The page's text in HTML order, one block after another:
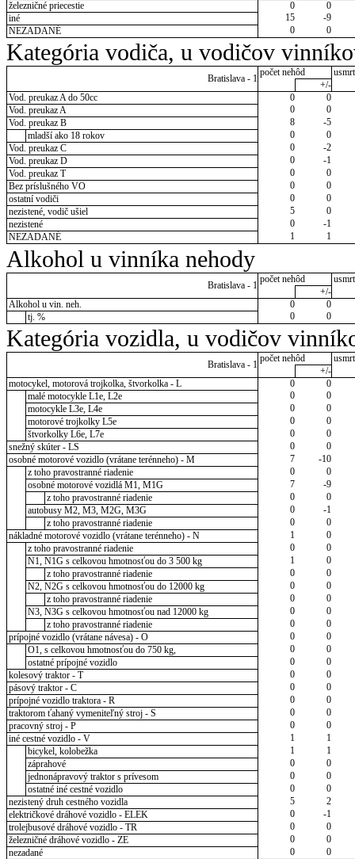
železničné priecestie
0
0
iné
15
-9
NEZADANÉ
0 0
Kategória vodiča, u vodičov
Bratislava - 1
počet nehôd
+/-
Vod. preukaz A do 50cc
0
0
Vod. preukaz A
0
0
Vod. preukaz B
8
-5
mladší ako 18 rokov
0
0
Vod. preukaz C
0
-2
Vod. preukaz D
0
-1
Vod. preukaz T
0
0
Bez príslušného VO
0
0
ostatní vodiči
0
0
nezistené, vodič ušiel
5
0
nezistené
0
-1
NEZADANÉ
1 1
Alkohol u vinníka nehody
Bratislava - 1
počet nehôd
+/-
Alkohol u vin. neh.
0
0
tj. %
0 0
Kategória vozidla, u vodičov
Bratislava - 1
počet nehôd
+/-
motocykel, motorová trojkolka, štvorkolka - L
0
0
malé motocykle L1e, L2e
0
0
motocykle L3e, L4e
0
0
motorové trojkolky L5e
0
0
štvorkolky L6e, L7e
0
0
snežný skúter - LS
0
0
osobné motorové vozidlo (vrátane terénneho) - M
7
-10
z toho pravostranné riadenie
0
0
osobné motorové vozidlá M1, M1G
7
-9
z toho pravostranné riadenie
0
0
autobusy M2, M3, M2G, M3G
0
-1
z toho pravostranné riadenie
0
0
nákladné motorové vozidlo (vrátane terénneho) - N
1
0
z toho pravostranné riadenie
0
0
N1, N1G s celkovou hmotnosťou do 3 500 kg
1
0
z toho pravostranné riadenie
0
0
N2, N2G s celkovou hmotnosťou do 12000 kg
0
0
z toho pravostranné riadenie
0
0
N3, N3G s celkovou hmotnosťou nad 12000 kg
0
0
z toho pravostranné riadenie
0
0
prípojné vozidlo (vrátane návesa) - O
0
0
O1, s celkovou hmotnosťou do 750 kg,
0
0
ostatné prípojné vozidlo
0
0
kolesový traktor - T
0
0
pásový traktor - C
0
0
prípojné vozidlo traktora - R
0
0
traktorom ťahaný vymeniteľný stroj - S
0
0
pracovný stroj - P
0
0
iné cestné vozidlo - V
1
1
bicykel, kolobežka
1
1
záprahové
0
0
jednonápravový traktor s prívesom
0
0
ostatné iné cestné vozidlo
0
0
nezistený druh cestného vozidla
5
2
električkové dráhové vozidlo - ELEK
0
-1
trolejbusové dráhové vozidlo - TR
0
0
železničné dráhové vozidlo - ZE
0
0
nezadané
0 0